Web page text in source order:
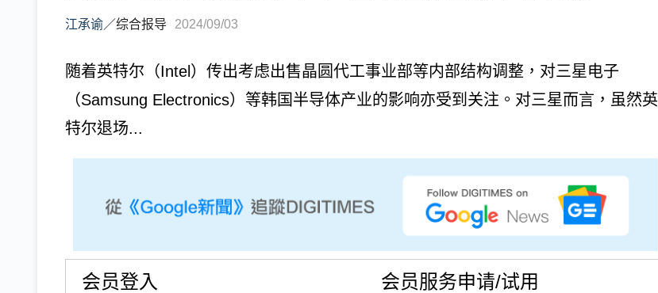
江承谕／综合报导 2024/09/03
随着英特尔（Intel）传出考虑出售晶圆代工事业部等内部结构调整，对三星电子
（Samsung Electronics）等韩国半导体产业的影响亦受到关注。对三星而言，虽然英
特尔退场...
会员登入 会员服务申请/试用